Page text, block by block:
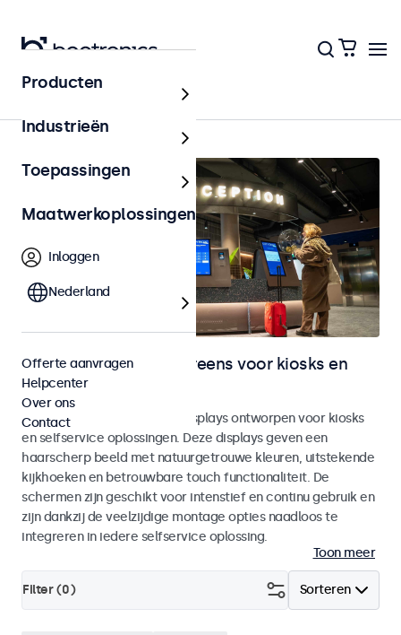
Home
Monitoren en touchscreens voor kiosks en
selfservice
Monitoren en touchscreen displays ontworpen voor kiosks
en selfservice oplossingen. Deze displays geven een
haarscherp beeld met natuurgetrouwe kleuren, uitstekende
kijkhoeken en betrouwbare touch functionaliteit. De
schermen zijn geschikt voor intenstief en continu gebruik en
zijn dankzij de veelzijdige montage opties naadloos te
integreren in iedere selfservice oplossing.
Toon meer
Sorteren
Filter (0)
Producten
Industrieën
Toepassingen
Maatwerkoplossingen
Inloggen
Nederland
Offerte aanvragen
Helpcenter
Over ons
Contact